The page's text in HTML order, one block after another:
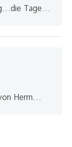
Tage
unseres
Herrn